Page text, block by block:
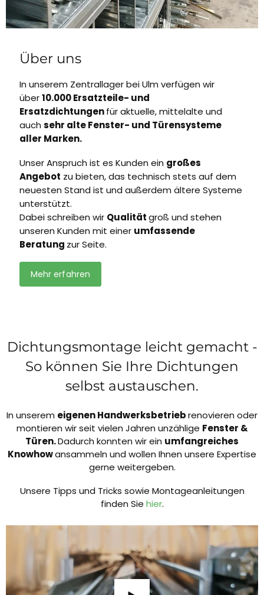
Über uns
In unserem Zentrallager bei Ulm verfügen wir
über10.000 Ersatzteile- und
Ersatzdichtungenfür aktuelle, mittelalte und
auch sehr alte Fenster- und Türensysteme
aller Marken.
Unser Anspruch ist es Kunden ein großes
Angebot zu bieten, das technisch stets auf dem
neuesten Stand ist und außerdem ältere Systeme
unterstützt.
Dabei schreiben wir Qualitätgroß und stehen
unseren Kunden mit einer umfassende
Beratung zur Seite.
Mehr erfahren
Dichtungsmontage leicht gemacht -
So können Sie Ihre Dichtungen
selbst austauschen.
In unserem eigenen Handwerksbetriebrenovieren oder
montieren wir seit vielen Jahren unzählige Fenster &
Türen.Dadurch konnten wir ein umfangreiches
Knowhowansammeln und wollen Ihnen unsere Expertise
gerne weitergeben.
Unsere Tipps und Tricks sowie Montageanleitungen
finden Sie hier.